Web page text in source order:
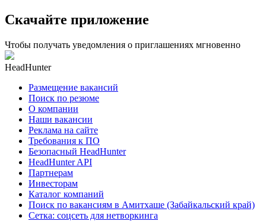
Скачайте приложение
Чтобы получать уведомления о приглашениях мгновенно
HeadHunter
Размещение вакансий
Поиск по резюме
О компании
Наши вакансии
Реклама на сайте
Требования к ПО
Безопасный HeadHunter
HeadHunter API
Партнерам
Инвесторам
Каталог компаний
Поиск по вакансиям в Амитхаше (Забайкальский край)
Сетка: соцсеть для нетворкинга